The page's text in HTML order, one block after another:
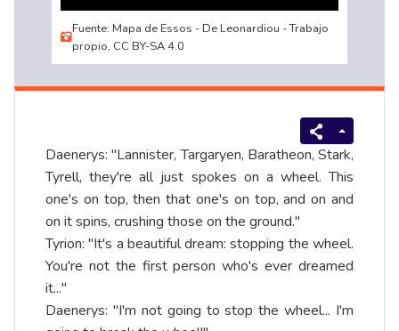
Fuente: Mapa de Essos - De Leonardiou - Trabajo
propio, CC BY-SA 4.0
Daenerys: "Lannister, Targaryen, Baratheon, Stark,
Tyrell, they're all just spokes on a wheel. This
one's on top, then that one's on top, and on and
on it spins, crushing those on the ground."
Tyrion: "It's a beautiful dream: stopping the wheel.
You're not the first person who's ever dreamed
it..."
Daenerys: "I'm not going to stop the wheel... I'm